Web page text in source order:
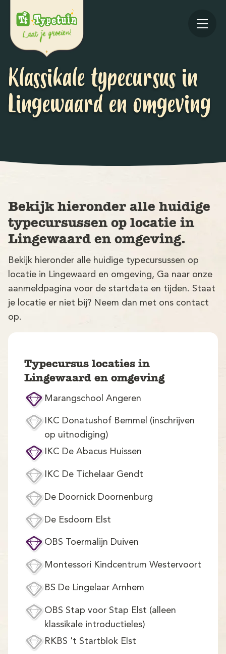
Klassikale typecursus in
Lingewaard en omgeving
Bekijk hieronder alle huidige
typecursussen op locatie in
Lingewaard en omgeving.
Bekijk hieronder alle huidige typecursussen op
locatie in Lingewaard en omgeving, Ga naar onze
aanmeldpagina voor de startdata en tijden. Staat
je locatie er niet bij? Neem dan met ons contact
op.
Typecursus locaties in
Lingewaard en omgeving
Marangschool Angeren
IKC Donatushof Bemmel (inschrijven
op uitnodiging)
IKC De Abacus Huissen
IKC De Tichelaar Gendt
De Doornick Doornenburg
De Esdoorn Elst
OBS Toermalijn Duiven
Montessori Kindcentrum Westervoort
BS De Lingelaar Arnhem
OBS Stap voor Stap Elst (alleen
klassikale introductieles)
RKBS 't Startblok Elst